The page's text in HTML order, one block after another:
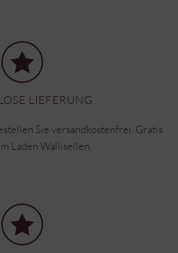
LIEFERUNG
Sie versandkostenfrei. Gratis
Laden Wallisellen.